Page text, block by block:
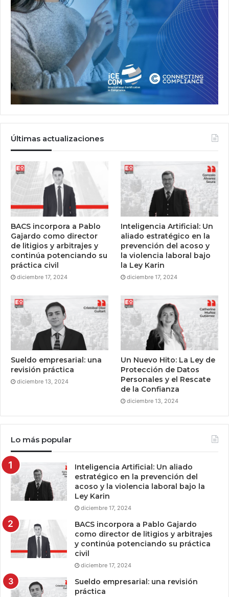
Últimas actualizaciones
BACS incorpora a Pablo
Gajardo como director
de litigios y arbitrajes y
continúa potenciando su
práctica civil
diciembre 17, 2024
Inteligencia Artificial: Un
aliado estratégico en la
prevención del acoso y
la violencia laboral bajo
la Ley Karin
diciembre 17, 2024
Sueldo empresarial: una
revisión práctica
diciembre 13, 2024
Un Nuevo Hito: La Ley de
Protección de Datos
Personales y el Rescate
de la Confianza
diciembre 13, 2024
Lo más popular
Inteligencia Artificial: Un aliado
estratégico en la prevención del
acoso y la violencia laboral bajo la
Ley Karin
diciembre 17, 2024
BACS incorpora a Pablo Gajardo
como director de litigios y arbitrajes
y continúa potenciando su práctica
civil
diciembre 17, 2024
Sueldo empresarial: una revisión
práctica